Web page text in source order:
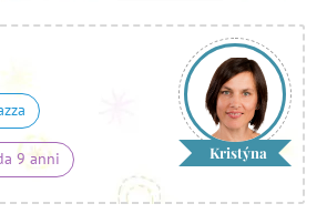
9 anni Kristýna